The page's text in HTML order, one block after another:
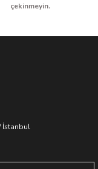
çekinmeyin.
İstanbul